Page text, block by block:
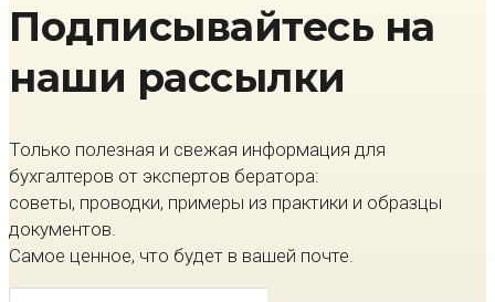
Подписывайтесь на
наши рассылки
Только полезная и свежая информация для
бухгалтеров от экспертов бератора:
советы, проводки, примеры из практики и образцы
документов.
Самое ценное, что будет в вашей почте.